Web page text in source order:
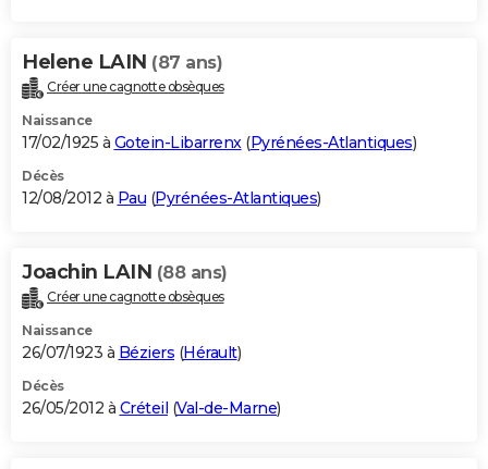
Helene LAIN (87 ans)
Créer une cagnotte obsèques
Naissance
17/02/1925 à Gotein-Libarrenx(Pyrénées-Atlantiques)
Décès
12/08/2012 à Pau (Pyrénées-Atlantiques)
Joachin LAIN (88 ans)
Créer une cagnotte obsèques
Naissance
26/07/1923 à Béziers (Hérault)
Décès
26/05/2012 à Créteil (Val-de-Marne)